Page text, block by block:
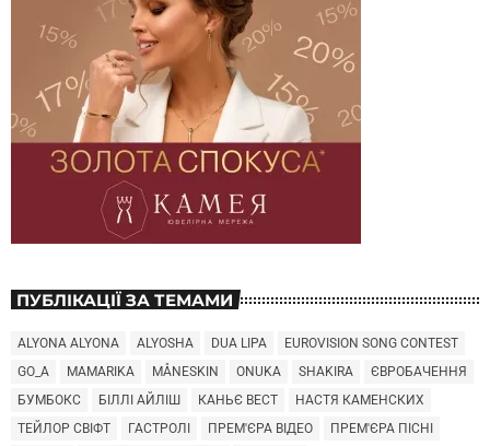
ПУБЛІКАЦІЇ ЗА ТЕМАМИ
ALYONA ALYONA ALYOSHA DUA LIPA
EUROVISION SONG CONTEST
GO_A
MAMARIKA MÅNESKIN ONUKA SHAKIRA
ЄВРОБАЧЕННЯ
БУМБОКС
БІЛЛІ АЙЛІШ КАНЬЄ ВЕСТ
НАСТЯ КАМЕНСКИХ
ТЕЙЛОР СВІФТ
ГАСТРОЛІ ПРЕМ'ЄРА ВІДЕО
ПРЕМ'ЄРА ПІСНІ